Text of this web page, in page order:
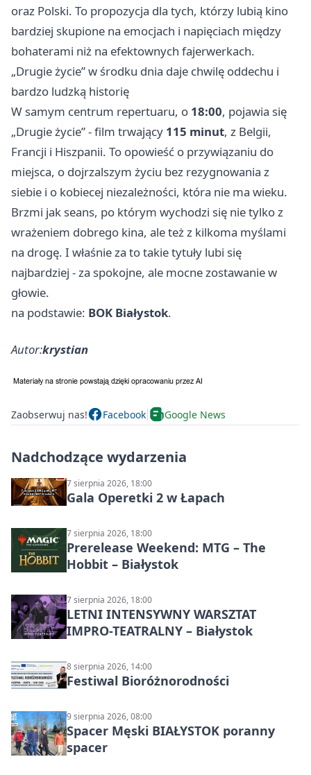
oraz Polski. To propozycja dla tych, którzy lubią kino
bardziej skupione na emocjach i napięciach między
bohaterami niż na efektownych fajerwerkach.
„Drugie życie” w środku dnia daje chwilę oddechu i
bardzo ludzką historię
W samym centrum repertuaru, o 18:00, pojawia się
„Drugie życie” - film trwający 115 minut, z Belgii,
Francji i Hiszpanii. To opowieść o przywiązaniu do
miejsca, o dojrzalszym życiu bez rezygnowania z
siebie i o kobiecej niezależności, która nie ma wieku.
Brzmi jak seans, po którym wychodzi się nie tylko z
wrażeniem dobrego kina, ale też z kilkoma myślami
na drogę. I właśnie za to takie tytuły lubi się
najbardziej - za spokojne, ale mocne zostawanie w
głowie.
na podstawie: BOK Białystok.
Autor:krystian
Zaobserwuj nas! Facebook Google News
Nadchodzące wydarzenia
7 sierpnia 2026, 18:00
Gala Operetki 2 w Łapach
7 sierpnia 2026, 18:00
Prerelease Weekend: MTG – The
Hobbit – Białystok
7 sierpnia 2026, 18:00
LETNI INTENSYWNY WARSZTAT
IMPRO-TEATRALNY – Białystok
8 sierpnia 2026, 14:00
Festiwal Bioróżnorodności
9 sierpnia 2026, 08:00
Spacer Męski BIAŁYSTOK poranny
spacer